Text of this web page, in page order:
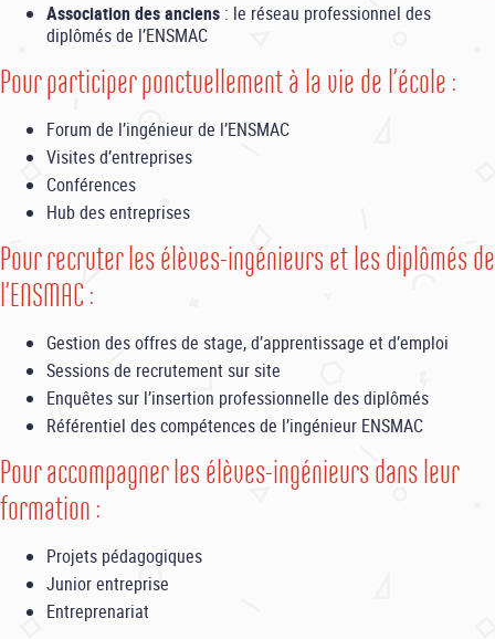
Association des anciens : le réseau professionnel des
diplômés de l’ENSMAC
Pour participer ponctuellement à la vie de l’école :
Forum de l’ingénieur de l’ENSMAC
Visites d’entreprises
Conférences
Hub des entreprises
Pour recruter les élèves-ingénieurs et les diplômés de
l’ENSMAC :
Gestion des offres de stage, d’apprentissage et d’emploi
Sessions de recrutement sur site
Enquêtes sur l’insertion professionnelle des diplômés
Référentiel des compétences de l’ingénieur ENSMAC
Pour accompagner les élèves-ingénieurs dans leur
formation :
Projets pédagogiques
Junior entreprise
Entreprenariat